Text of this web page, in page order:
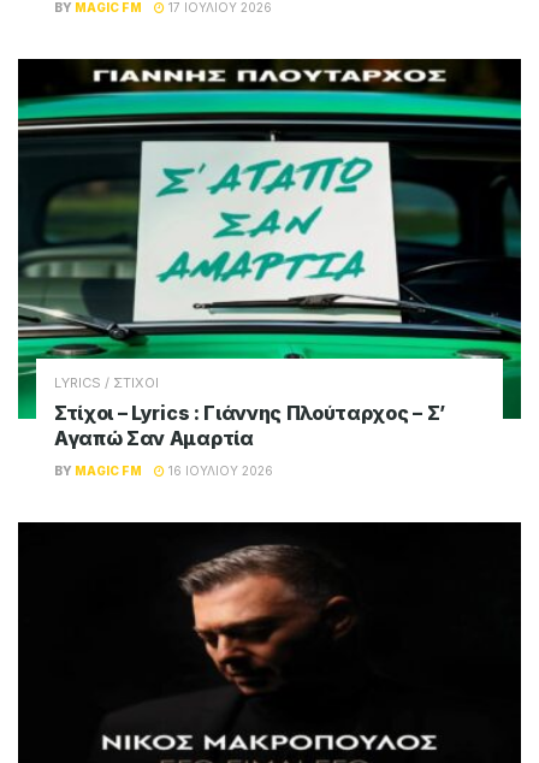
Magic FM
Παίζει όλες τις μεγάλες επιτυχίες του
ελληνικού σύγχρονου τραγουδιού, καθώς και
μία επιλογή από τις μεγαλύτερες ξένες
επιτυχίες του σήμερα